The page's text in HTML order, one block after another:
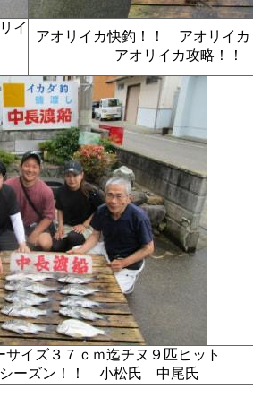
イ
アオリイカ快釣！！ アオリイ
アオリイカ攻略！
イズ３７ｃｍ迄チヌ９匹ヒット
シーズン！！ 小松氏 中尾氏